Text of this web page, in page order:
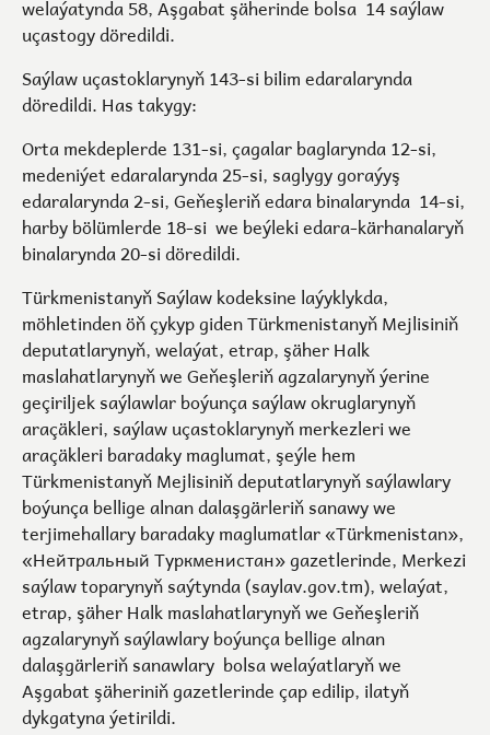
welaýatynda 58, Aşgabat şäherinde bolsa 14 saýlaw
uçastogy döredildi.
Saýlaw uçastoklarynyň 143-si bilim edaralarynda
döredildi. Has takygy:
Orta mekdeplerde 131-si, çagalar baglarynda 12-si,
medeniýet edaralarynda 25-si, saglygy goraýyş
edaralarynda 2-si, Geňeşleriň edara binalarynda 14-si,
harby bölümlerde 18-si we beýleki edara-kärhanalaryň
binalarynda 20-si döredildi.
Türkmenistanyň Saýlaw kodeksine laýyklykda,
möhletinden öň çykyp giden Türkmenistanyň Mejlisiniň
deputatlarynyň, welaýat, etrap, şäher Halk
maslahatlarynyň we Geňeşleriň agzalarynyň ýerine
geçiriljek saýlawlar boýunça saýlaw okruglarynyň
araçäkleri, saýlaw uçastoklarynyň merkezleri we
araçäkleri baradaky maglumat, şeýle hem
Türkmenistanyň Mejlisiniň deputatlarynyň saýlawlary
boýunça bellige alnan dalaşgärleriň sanawy we
terjimehallary baradaky maglumatlar «Türkmenistan»,
«Нейтральный Туркменистан» gazetlerinde, Merkezi
saýlaw toparynyň saýtynda (saylav.gov.tm), welaýat,
etrap, şäher Halk maslahatlarynyň we Geňeşleriň
agzalarynyň saýlawlary boýunça bellige alnan
dalaşgärleriň sanawlary bolsa welaýatlaryň we
Aşgabat şäheriniň gazetlerinde çap edilip, ilatyň
dykgatyna ýetirildi.